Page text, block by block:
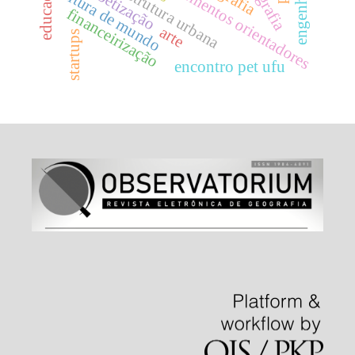
leitura de mundodocumentos orientadores
financeirização
startups encontro pet ufu
arte